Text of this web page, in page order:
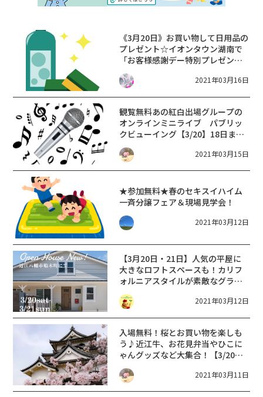
《3月20日》お買い物して日用品の
プレゼント☆イオンタウン湖南で
「お客様感謝デー特別プレゼン
ト」が開催！
2021年03月16日
観覧無料あの紅白出場グループの
オンラインミニライブ パブリッ
クビューイング【3/20】18日まで
抽選キャンペーンも【イオンモー
ル草津】
2021年03月15日
★参加無料★春のセキスイハイム
一斉分譲フェア＆現場見学会！
2021年03月12日
【3月20日・21日】人気の平屋に
大きなロフトスペースも！カリフ
ォルニアスタイルが素敵なグラッ
ソの家 完成見学会★ in近江八幡
2021年03月12日
入場無料！桜とお買い物を楽しも
う♪近江牛、お花見弁当やひこに
ゃんグッズなど大集合！【3/20〜
5/9】2021ご城下にぎわい市【彦
根】
2021年03月11日